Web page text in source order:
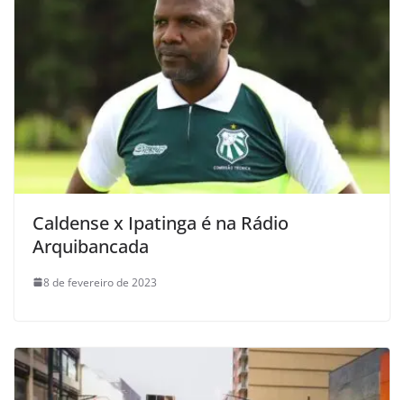
Caldense x Ipatinga é na Rádio
Arquibancada
8 de fevereiro de 2023